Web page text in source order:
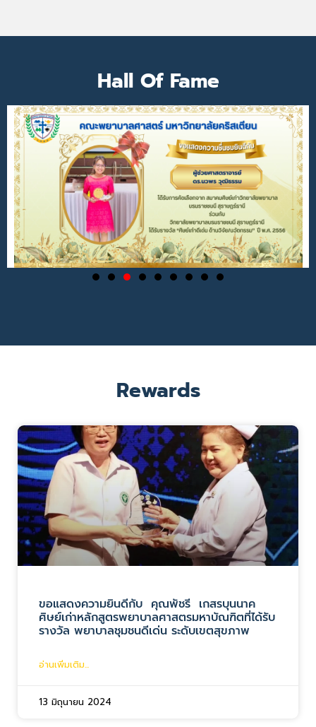
Hall Of Fame
Rewards
ขอแสดงความยินดีกับ คุณพัชรี เกสรบุนนาค
ศิษย์เก่าหลักสูตรพยาบาลศาสตรมหาบัณฑิตที่ได้รับ
รางวัล พยาบาลชุมชนดีเด่น ระดับเขตสุขภาพ
อ่านเพิ่มเติม...
13 มิถุนายน 2024